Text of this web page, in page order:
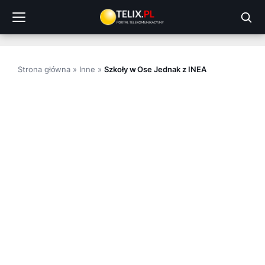
treści
Strona główna » Inne » Szkoły w Ose Jednak z INEA